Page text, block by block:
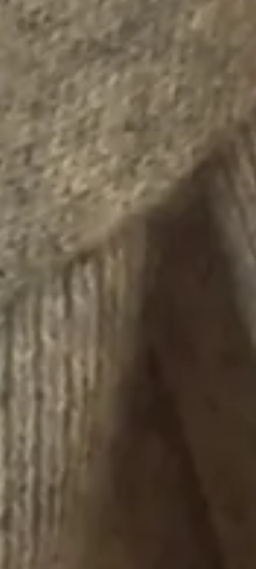
postale, géographie et philatélie
spécialisée. Qu'est-ce que "les bureaux
frança